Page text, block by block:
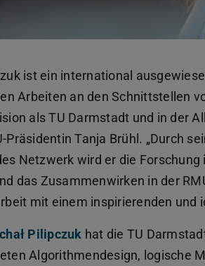
ist ein international
Arbeiten an den Schnittstellen
als TU Darmstadt und in der
Präsidentin Tanja Brühl. „Durch
Netzwerk wird er die Forschung
das Zusammenwirken in der
mit einem inspirierenden und
Pilipczuk hat die TU
Algorithmendesign, logische